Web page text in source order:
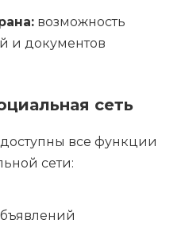
возможность
и документов
сеть
все функции
сети: